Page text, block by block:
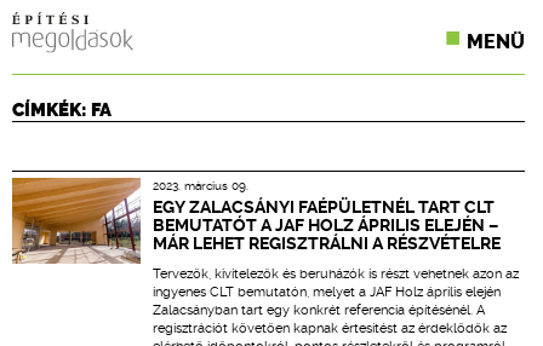
MENÜ
CPR TERMÉKKIÍRÁS
ÉPÍTÉSI JOG
ONLINE KÉPZÉSEK
CÍMKÉK: FA
2023. március 09.
EGY ZALACSÁNYI FAÉPÜLETNÉL TART CLT
BEMUTATÓT A JAF HOLZ ÁPRILIS ELEJÉN –
MÁR LEHET REGISZTRÁLNI A RÉSZVÉTELRE
Tervezők, kivitelezők és beruházók is részt vehetnek azon az
ingyenes CLT bemutatón, melyet a JAF Holz április elején
Zalacsányban tart egy konkrét referencia építésénél. A
regisztrációt követően kapnak értesítést az érdeklődők az